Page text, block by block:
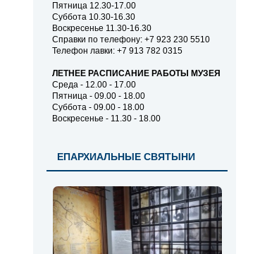
Пятница 12.30-17.00
Суббота 10.30-16.30
Воскресенье 11.30-16.30
Справки по телефону: +7 923 230 5510
Телефон лавки: +7 913 782 0315
ЛЕТНЕЕ РАСПИСАНИЕ РАБОТЫ МУЗЕЯ
Среда - 12.00 - 17.00
Пятница - 09.00 - 18.00
Суббота - 09.00 - 18.00
Воскресенье - 11.30 - 18.00
ЕПАРХИАЛЬНЫЕ СВЯТЫНИ